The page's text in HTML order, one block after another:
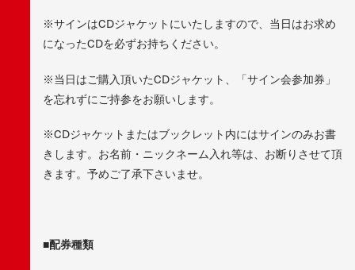
※サインはCDジャケットにいたしますので、当日はお求め
になったCDを必ずお持ちください。
※当日はご購入頂いたCDジャケット、「サイン会参加券」
を忘れずにご持参をお願いします。
※CDジャケットまたはブックレット内にはサインのみお書
きします。お名前・ニックネーム入れ等は、お断りさせて頂
きます。予めご了承下さいませ。
■配券種類